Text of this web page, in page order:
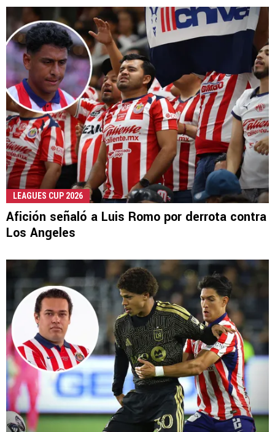
LEAGUES CUP 2026
Afición señaló a Luis Romo por derrota contra
Los Angeles